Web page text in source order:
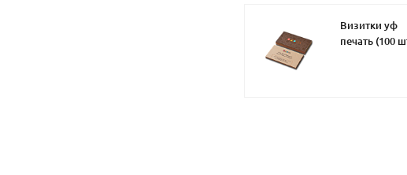
Визитки уф
печать (100